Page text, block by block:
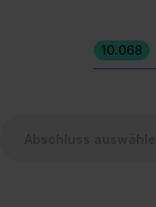
10.068